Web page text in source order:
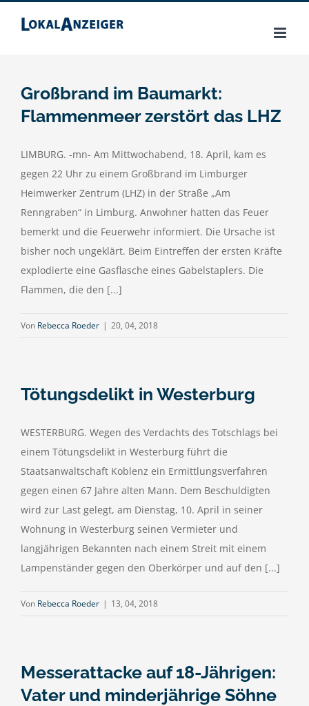
Inhalt
Großbrand im Baumarkt:
Flammenmeer zerstört das LHZ
LIMBURG. -mn- Am Mittwochabend, 18. April, kam es
gegen 22 Uhr zu einem Großbrand im Limburger
Heimwerker Zentrum (LHZ) in der Straße „Am
Renngraben“ in Limburg. Anwohner hatten das Feuer
bemerkt und die Feuerwehr informiert. Die Ursache ist
bisher noch ungeklärt. Beim Eintreffen der ersten Kräfte
explodierte eine Gasflasche eines Gabelstaplers. Die
Flammen, die den [...]
Von Rebecca Roeder | 20, 04, 2018
Tötungsdelikt in Westerburg
WESTERBURG. Wegen des Verdachts des Totschlags bei
einem Tötungsdelikt in Westerburg führt die
Staatsanwaltschaft Koblenz ein Ermittlungsverfahren
gegen einen 67 Jahre alten Mann. Dem Beschuldigten
wird zur Last gelegt, am Dienstag, 10. April in seiner
Wohnung in Westerburg seinen Vermieter und
langjährigen Bekannten nach einem Streit mit einem
Lampenständer gegen den Oberkörper und auf den [...]
Von Rebecca Roeder | 13, 04, 2018
Messerattacke auf 18-Jährigen:
Vater und minderjährige Söhne